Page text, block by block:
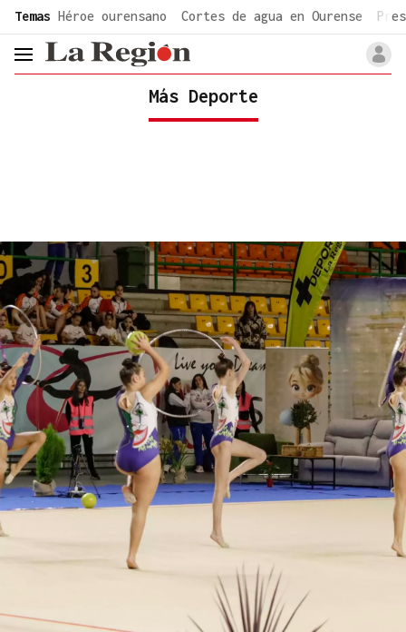
common.go-to-content
Temas Héroe ourensano Cortes de agua en Ourense
header.menu.open
Más Deporte